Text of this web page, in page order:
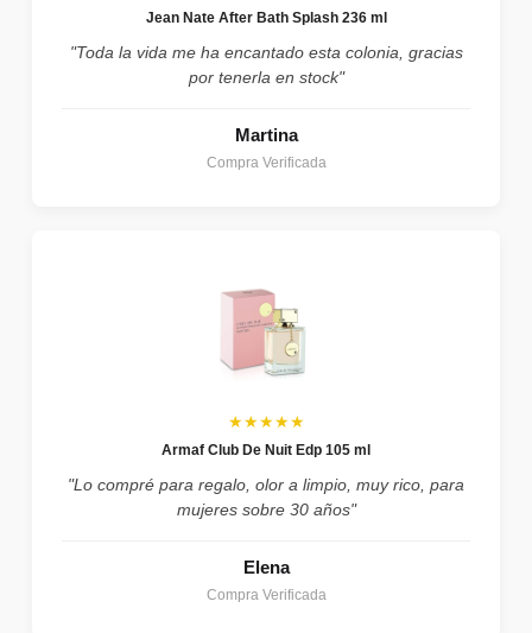
Jean Nate After Bath Splash 236 ml
"Toda la vida me ha encantado esta colonia, gracias
por tenerla en stock"
Martina
Compra Verificada
★★★★★
Armaf Club De Nuit Edp 105 ml
"Lo compré para regalo, olor a limpio, muy rico, para
mujeres sobre 30 años"
Elena
Compra Verificada